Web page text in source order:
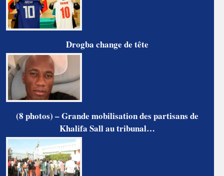
Drogba change de tête
(8 photos) – Grande mobilisation des partisans de
Khalifa Sall au tribunal…